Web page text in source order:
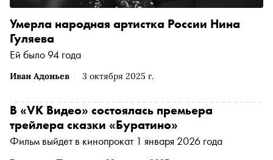
Иван Адоньев 3 октября 2025 г.
Умерла народная артистка России Нина
Гуляева
Ей было 94 года
В «VK Видео» состоялась премьера
трейлера сказки «Буратино»
Фильм выйдет в кинопрокат 1 января 2026 года